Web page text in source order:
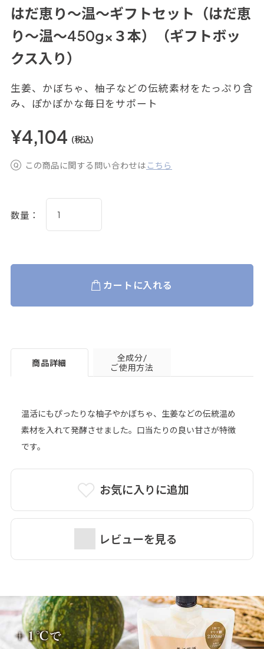
はだ恵り～温～ギフトセット（はだ恵
り～温～450g×３本）（ギフトボッ
クス入り）
生姜、かぼちゃ、柚子などの伝統素材をたっぷり含
み、ぽかぽかな毎日をサポート
¥4,104 (税込)
この商品に関する問い合わせは こちら
お気に入りに追加
レビューを見る
数量：
カートに入れる
商品詳細
全成分/
ご使用方法
温活にもぴったりな柚子やかぼちゃ、生姜などの伝統温め
素材を入れて発酵させました。口当たりの良い甘さが特徴
です。